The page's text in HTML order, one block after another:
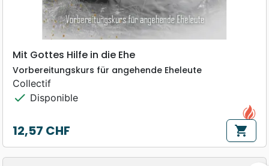
Mit Gottes Hilfe in die Ehe
Vorbereitungskurs für angehende Eheleute
Collectif
check Disponible
Prix
12,57 CHF shopping_cart